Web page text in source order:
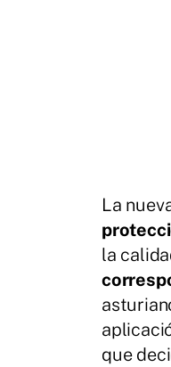
La
la
que